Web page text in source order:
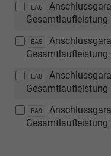
EA6
Gesamtlaufleistung
EA5
Gesamtlaufleistung
EA8
Gesamtlaufleistung
EA9
Gesamtlaufleistung